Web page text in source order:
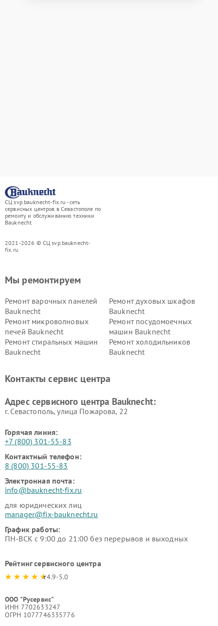
СЦ svp.bauknecht-fix.ru - сеть
сервисных центров в Севастополе по
ремонту и обслуживанию техники
Bauknecht
2021-2026 © СЦ svp.bauknecht-
fix.ru
Мы ремонтируем
Ремонт варочных панелей
Bauknecht
Ремонт духовых шкафов
Bauknecht
Ремонт микроволновых
печей Bauknecht
Ремонт посудомоечных
машин Bauknecht
Ремонт стиральных машин
Bauknecht
Ремонт холодильников
Bauknecht
Контакты сервис центра
Адрес сервисного центра Bauknecht:
г. Севастополь, улица Пожарова, 22
Горячая линия:
+7 (800) 301-55-83
Контактный телефон:
8 (800) 301-55-83
Электронная почта:
info@bauknecht-fix.ru
для юридических лиц
manager@fix-bauknecht.ru
График работы:
ПН-ВСК с 9:00 до 21:00 без перерывов и выходных
Рейтинг сервисного центра
4.9-5.0
ООО "Русервис"
ИНН 7702633247
ОГРН 1077746335776